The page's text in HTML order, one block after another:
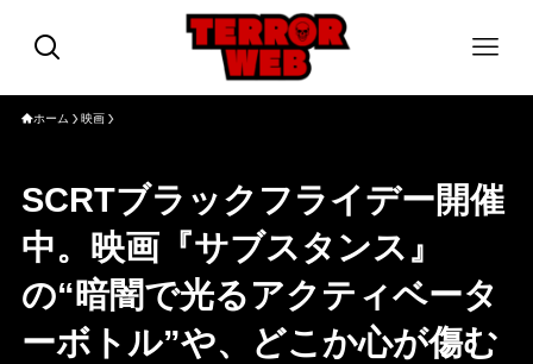
ホーム 映画
SCRTブラックフライデー開催
中。映画『サブスタンス』
の“暗闇で光るアクティベータ
ーボトル”や、どこか心が傷む